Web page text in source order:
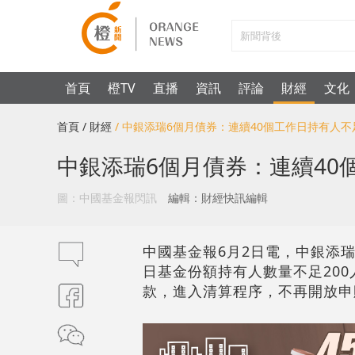
首頁 橙TV 直播 資訊 評論 財經 文化
首頁 / 財經 / 中銀添瑞6個月債券：連續40個工作日持有人
中銀添瑞6個月債券：連續40
圖：中國基金報閃訊 編輯：財經快訊編輯
中國基金報6月2日電，中銀添
日基金份額持有人數量不足
款，進入清算程序，不再開放